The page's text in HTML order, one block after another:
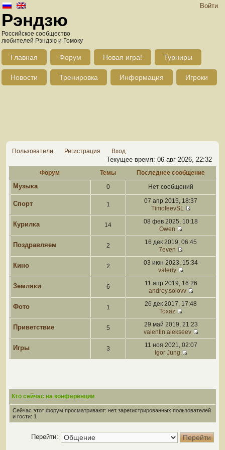
Войти
Рэндзю
Российское сообщество
любителей Рэндзю и Гомоку
Главная Форум Новая игра! Турниры
Новости Тренировка Информация Игроки
Пользователи Регистрация Вход
Текущее время: 06 авг 2026, 22:32
Форум Темы Последнее сообщение
Музыка 0 Нет сообщений
Спорт 1
07 апр 2015, 18:37
TimofeevSL
Курилка 14
08 фев 2025, 10:18
Owen
Поздравляем 2
16 дек 2019, 06:45
7even
Кино 2
03 июн 2023, 15:34
valeriy
Земляки 6
11 апр 2019, 16:26
andrey.solovv
Фото 1
26 дек 2017, 17:48
Toxaz
Приветствие 5
29 май 2019, 21:23
valentin.alekseev
Игры 3
11 ноя 2021, 02:07
Igor Jung
Кто сейчас на конференции
Сейчас этот форум просматривают: нет зарегистрированных пользователей
и гости: 1
Перейти: